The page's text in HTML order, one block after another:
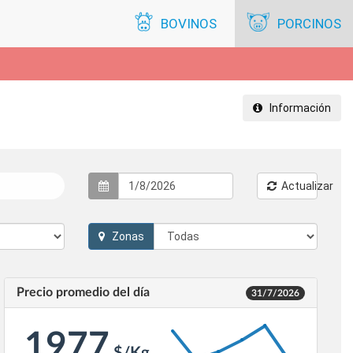
BOVINOS PORCINOS
Información
Actualizar
Zonas
Precio promedio del día 31/7/2026